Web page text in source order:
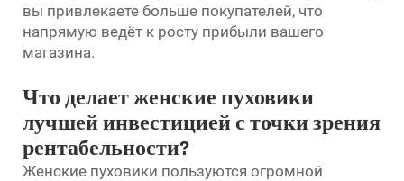
вы привлекаете больше покупателей, что
напрямую ведёт к росту прибыли вашего
магазина.
Что делает женские пуховики
лучшей инвестицией с точки зрения
рентабельности?
Женские пуховики пользуются огромной